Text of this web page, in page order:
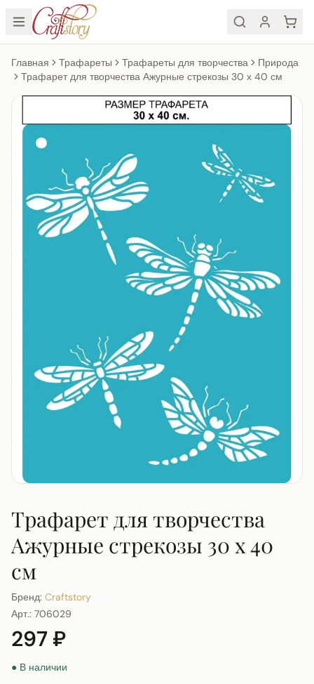
Главная Трафареты Трафареты для творчества
Природа
Трафарет для творчества Ажурные стрекозы 30 х 40 см
Трафарет для творчества
Ажурные стрекозы 30 х 40
см
Бренд: Craftstory
Арт.: 706029
297 ₽
● В наличии